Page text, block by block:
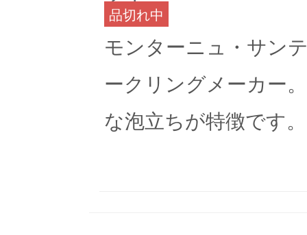
品切れ中
モンターニュ・サン
ークリングメーカー
な泡立ちが特徴です。